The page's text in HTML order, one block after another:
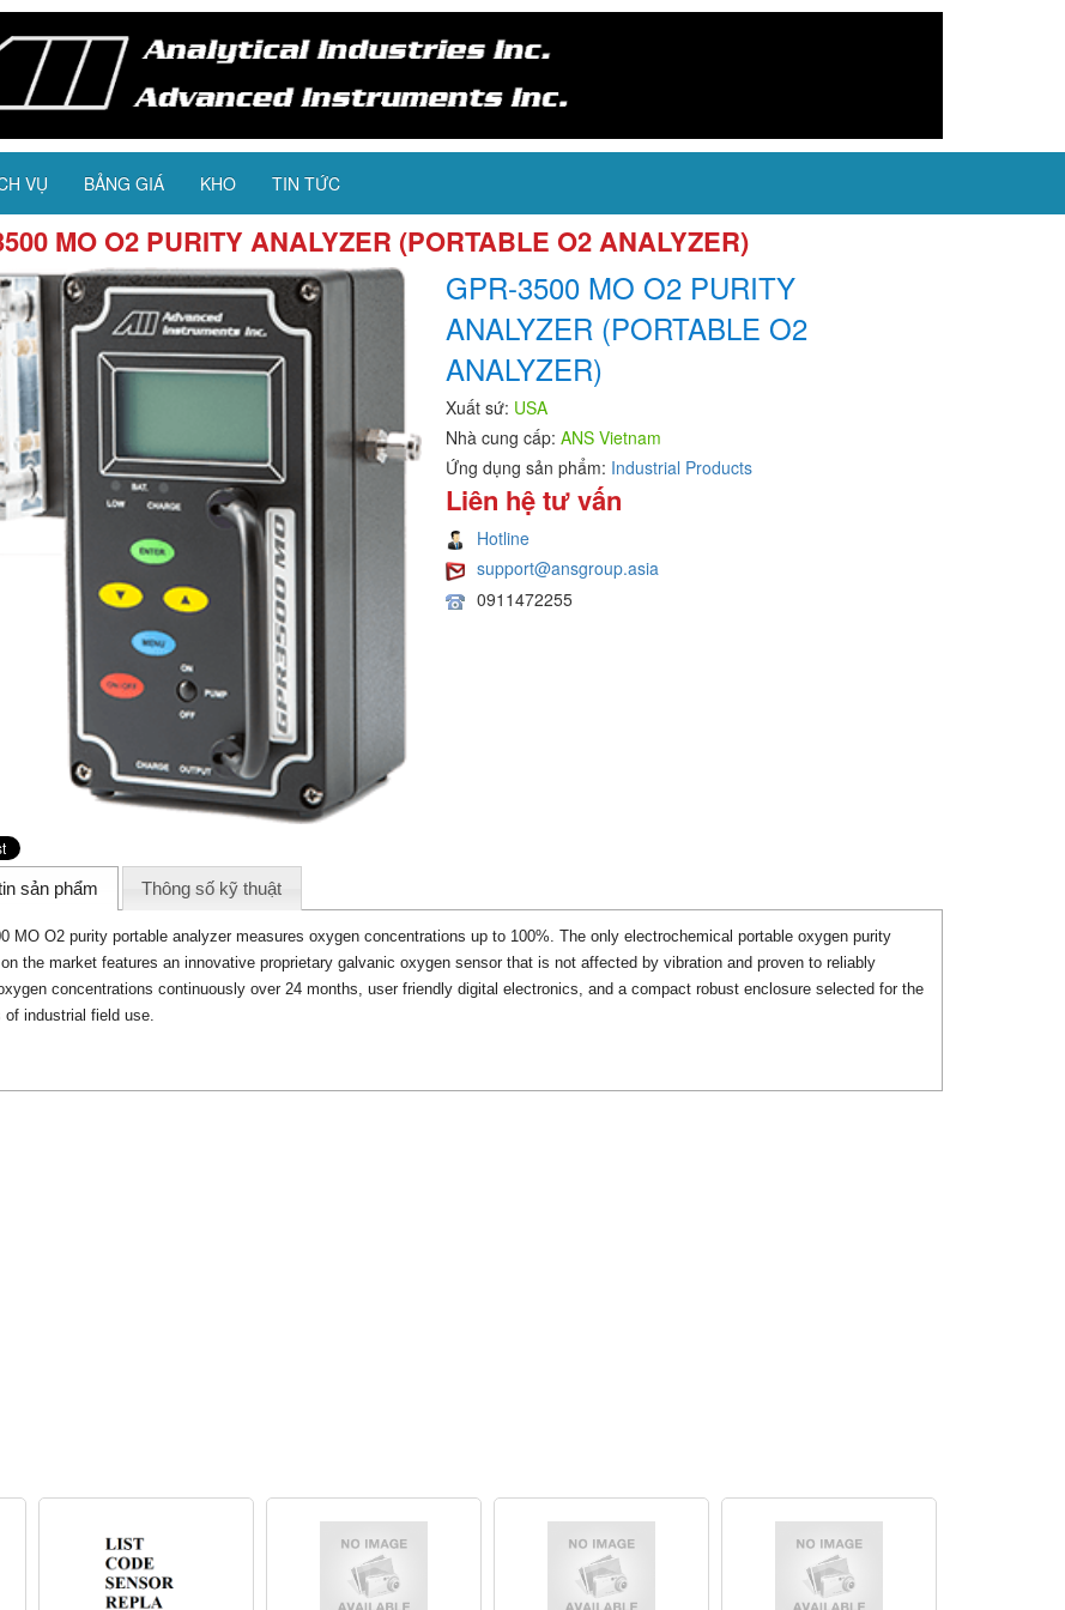
VỤ BẢNG GIÁ KHO TIN TỨC
MO O2 PURITY ANALYZER (PORTABLE O2 ANALYZER)
GPR-3500 MO O2 PURITY
ANALYZER (PORTABLE O2
ANALYZER)
Xuất sứ: USA
Nhà cung cấp: ANS Vietnam
Ứng dụng sản phẩm: Industrial Products
Liên hệ tư vấn
Hotline
support@ansgroup.asia
0911472255
sản phẩm Thông số kỹ thuật
MO O2 purity portable analyzer measures oxygen concentrations up to 100%. The only electrochemical portable oxygen purity
the market features an innovative proprietary galvanic oxygen sensor that is not affected by vibration and proven to reliably
concentrations continuously over 24 months, user friendly digital electronics, and a compact robust enclosure selected for the
of industrial field use.